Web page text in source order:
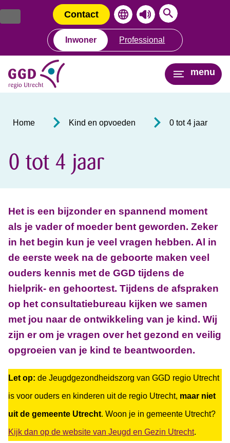
naar
de
naar
de
Contact
Inwoner Professional
menu
Home Kind en opvoeden 0 tot 4 jaar
0 tot 4 jaar
Het is een bijzonder en spannend moment
als je vader of moeder bent geworden. Zeker
in het begin kun je veel vragen hebben. Al in
de eerste week na de geboorte maken veel
ouders kennis met de GGD tijdens de
hielprik- en gehoortest. Tijdens de afspraken
op het consultatiebureau kijken we samen
met jou naar de ontwikkeling van je kind. Wij
zijn er om je vragen over het gezond en veilig
opgroeien van je kind te beantwoorden.
Let op: de Jeugdgezondheidszorg van GGD regio Utrecht
is voor ouders en kinderen uit de regio Utrecht, maar niet
uit de gemeente Utrecht. Woon je in gemeente Utrecht?
Kijk dan op de website van Jeugd en Gezin Utrecht.